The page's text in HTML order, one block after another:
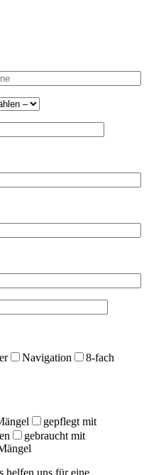
Navigation
8-fach
gepflegt mit
gebraucht mit
helfen uns für eine